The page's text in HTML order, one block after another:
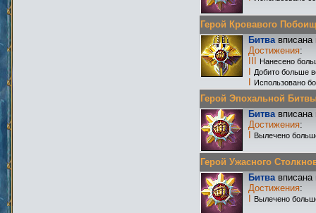
Герой Кровавого
Битвавписана
Достижения:
Нанесено
Добито больше
Использовано
Герой Эпохальной
Битвавписана
Достижения:
Вылечено
Герой Ужасного
Битвавписана
Достижения:
Вылечено